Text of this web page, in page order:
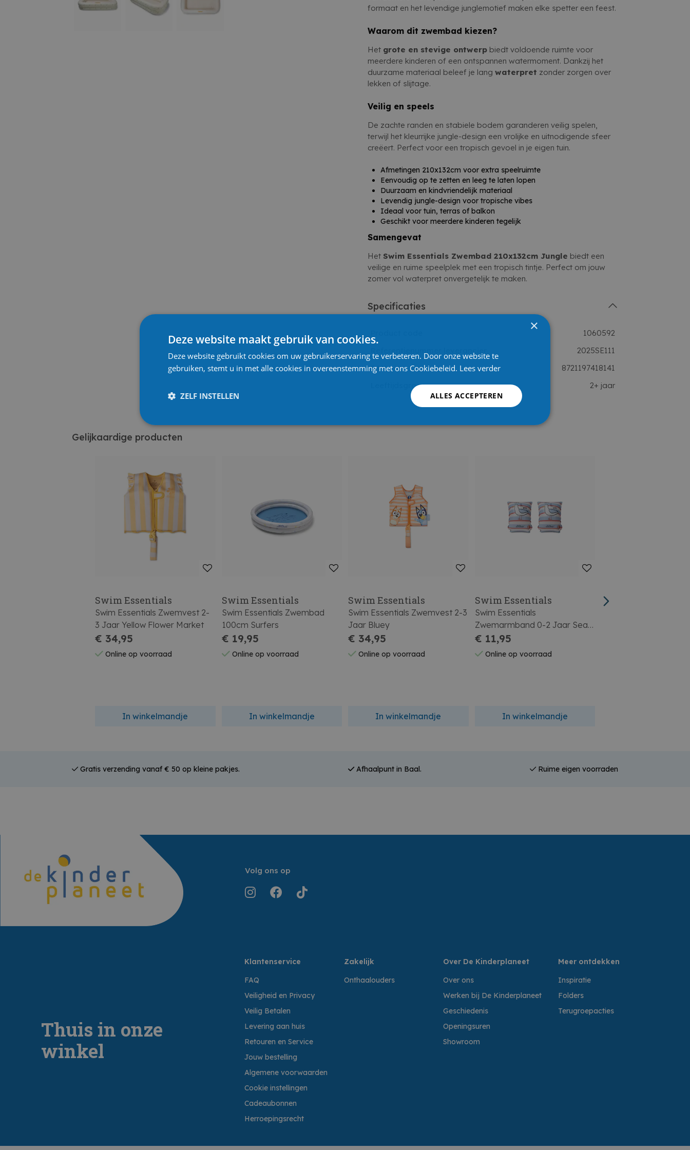
jouw zomer vol waterpret onvergetelijk te maken.
formaat en het levendige junglemotief maken elke spetter een feest.
Waarom dit zwembad kiezen?
Het grote en stevige ontwerp biedt voldoende ruimte voor
meerdere kinderen of een ontspannen watermoment. Dankzij het
duurzame materiaal beleef je lang waterpret zonder zorgen over
lekken of slijtage.
Veilig en speels
De zachte randen en stabiele bodem garanderen veilig spelen,
terwijl het kleurrijke jungle-design een vrolijke en uitnodigende sfeer
creëert. Perfect voor een tropisch gevoel in je eigen tuin.
Afmetingen 210x132cm voor extra speelruimte
Eenvoudig op te zetten en leeg te laten lopen
Duurzaam en kindvriendelijk materiaal
Levendig jungle-design voor tropische vibes
Ideaal voor tuin, terras of balkon
Geschikt voor meerdere kinderen tegelijk
Samengevat
Het Swim Essentials Zwembad 210x132cm Jungle biedt een
veilige en ruime speelplek met een tropisch tintje. Perfect om jouw
zomer vol waterpret onvergetelijk te maken.
Specificaties
1060592
Referentienummer leverancier
2025SE111
EAN
8721197418141
Leeftijdsgroep
2+ jaar
Gelijkaardige producten
Swim Essentials
Swim Essentials Zwemvest 2-
3 Jaar Yellow Flower Market
€ 34,95
Online op voorraad
In winkelmandje
Swim Essentials
Swim Essentials Zwembad
100cm Surfers
€ 19,95
Online op voorraad
In winkelmandje
Swim Essentials
Swim Essentials Zwemvest 2-3
Jaar Bluey
€ 34,95
Online op voorraad
In winkelmandje
Swim Essentials
Swim Essentials
Zwemarmband 0-2 Jaar Seas
The Day
€ 11,95
Online op voorraad
In winkelmandje
Swim Essentials
Gratis verzending vanaf € 50 op kleine pakjes. Afhaalpunt in Baal. Ruime eigen voorraden
Volg ons op
Thuis in onze
winkel
Klantenservice
FAQ
Veiligheid en Privacy
Veilig Betalen
Levering aan huis
Retouren en Service
Jouw bestelling
Algemene voorwaarden
Cookie instellingen
Cadeaubonnen
Herroepingsrecht
Zakelijk
Onthaalouders
Over De Kinderplaneet
Over ons
Werken bij De Kinderplaneet
Geschiedenis
Openingsuren
Showroom
Meer ontdekken
Inspiratie
Folders
Terugroepacties
×
Deze website maakt gebruik van cookies.
Deze website gebruikt cookies om uw gebruikerservaring te verbeteren. Door onze website te
gebruiken, stemt u in met alle cookies in overeenstemming met ons Cookiebeleid. Lees verder
ALLES ACCEPTEREN
ZELF INSTELLEN